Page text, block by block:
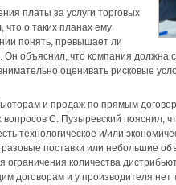
платы за услуги торговых
что о таких планах ему
понять, превышает ли
объяснил, что компания должна
оценивать рисковые
и продаж по прямым
С. Пузыревский пояснил,
технологическое и/или
поставки или небольшие
количества
договорам и у производителя нет